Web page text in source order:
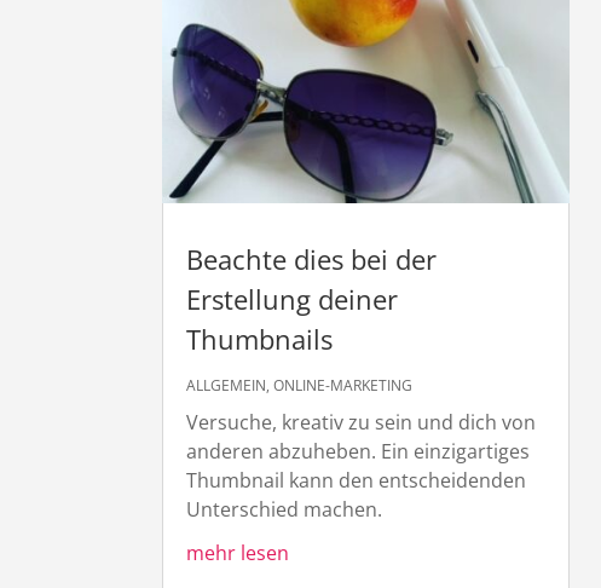
Beachte dies bei der
Erstellung deiner
Thumbnails
ALLGEMEIN,ONLINE-MARKETING
Versuche, kreativ zu sein und dich von
anderen abzuheben. Ein einzigartiges
Thumbnail kann den entscheidenden
Unterschied machen.
mehr lesen